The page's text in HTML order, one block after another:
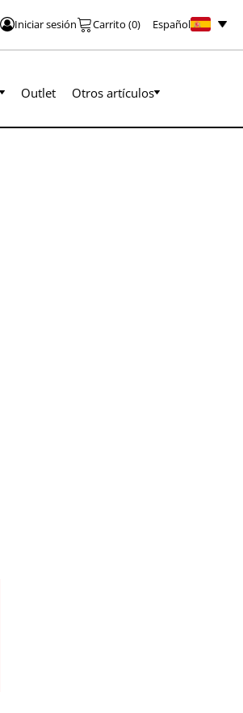
Iniciar sesión Carrito (0) Español
Outlet Otros artículos